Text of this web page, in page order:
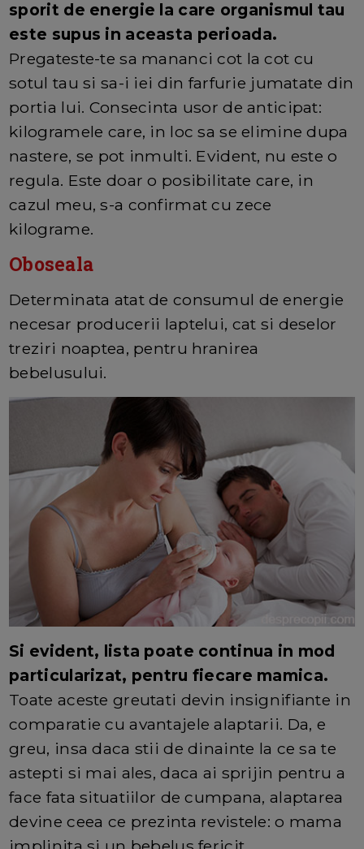
sporit de energie la care organismul tau
este supus in aceasta perioada.
Pregateste-te sa mananci cot la cot cu
sotul tau si sa-i iei din farfurie jumatate din
portia lui. Consecinta usor de anticipat:
kilogramele care, in loc sa se elimine dupa
nastere, se pot inmulti. Evident, nu este o
regula. Este doar o posibilitate care, in
cazul meu, s-a confirmat cu zece
kilograme.
Oboseala
Determinata atat de consumul de energie
necesar producerii laptelui, cat si deselor
treziri noaptea, pentru hranirea
bebelusului.
Si evident, lista poate continua in mod
particularizat, pentru fiecare mamica.
Toate aceste greutati devin insignifiante in
comparatie cu avantajele alaptarii. Da, e
greu, insa daca stii de dinainte la ce sa te
astepti si mai ales, daca ai sprijin pentru a
face fata situatiilor de cumpana, alaptarea
devine ceea ce prezinta revistele: o mama